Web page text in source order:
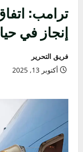
ترامب:
إنجاز في
فريق التحرير
أكتوبر 13, 2025